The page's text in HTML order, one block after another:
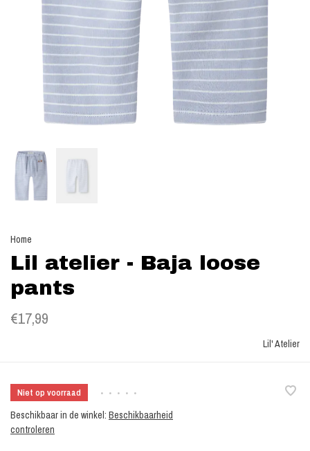
Home
Lil atelier - Baja loose
pants
€17,99
Lil' Atelier
Niet op voorraad • • • • •
Beschikbaar in de winkel: Beschikbaarheid
controleren